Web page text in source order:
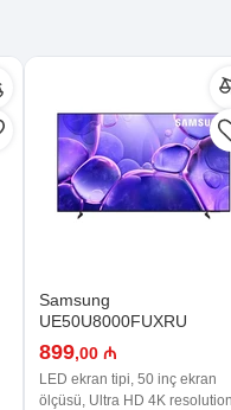
Samsung
UE50U8000FUXRU
899,00 ₼
LED ekran tipi, 50 inç ekran
ölçüsü, Ultra HD 4K resolution